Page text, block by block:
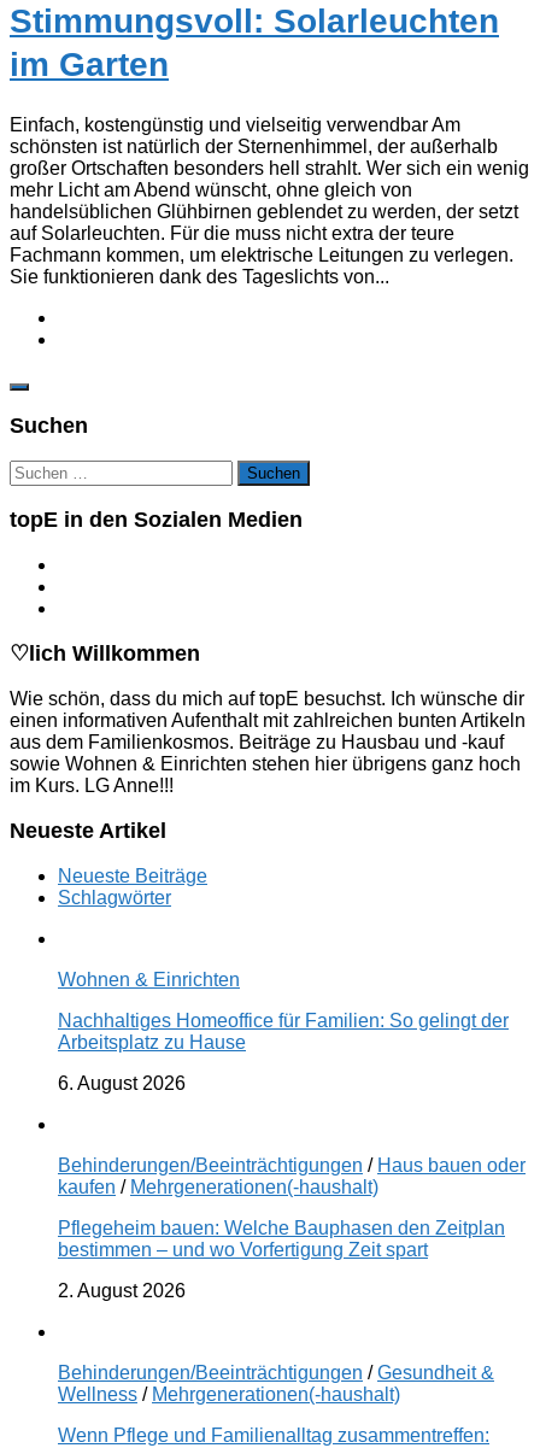
Stimmungsvoll: Solarleuchten
im Garten
Einfach, kostengünstig und vielseitig verwendbar Am
schönsten ist natürlich der Sternenhimmel, der außerhalb
großer Ortschaften besonders hell strahlt. Wer sich ein wenig
mehr Licht am Abend wünscht, ohne gleich von
handelsüblichen Glühbirnen geblendet zu werden, der setzt
auf Solarleuchten. Für die muss nicht extra der teure
Fachmann kommen, um elektrische Leitungen zu verlegen.
Sie funktionieren dank des Tageslichts von...
Suchen
Suchen
nach:
topE in den Sozialen Medien
♡lich Willkommen
Wie schön, dass du mich auf topE besuchst. Ich wünsche dir
einen informativen Aufenthalt mit zahlreichen bunten Artikeln
aus dem Familienkosmos. Beiträge zu Hausbau und -kauf
sowie Wohnen & Einrichten stehen hier übrigens ganz hoch
im Kurs. LG Anne!!!
Neueste Artikel
Neueste Beiträge
Schlagwörter
Wohnen & Einrichten
Nachhaltiges Homeoffice für Familien: So gelingt der
Arbeitsplatz zu Hause
6. August 2026
Behinderungen/Beeinträchtigungen / Haus bauen oder
kaufen / Mehrgenerationen(-haushalt)
Pflegeheim bauen: Welche Bauphasen den Zeitplan
bestimmen – und wo Vorfertigung Zeit spart
2. August 2026
Behinderungen/Beeinträchtigungen /Gesundheit &
Wellness / Mehrgenerationen(-haushalt)
Wenn Pflege und Familienalltag zusammentreffen: